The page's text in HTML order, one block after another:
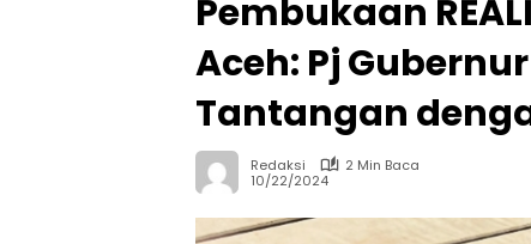
Pembukaan
Aceh: Pj
Tantangan
Redaksi
2 Min Baca
10/22/2024